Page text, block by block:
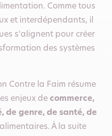
Comme tous
et interdépendants, il
s’alignent pour créer
des systèmes
Contre la Faim résume
enjeux de commerce,
de genre, de santé, de
À la suite